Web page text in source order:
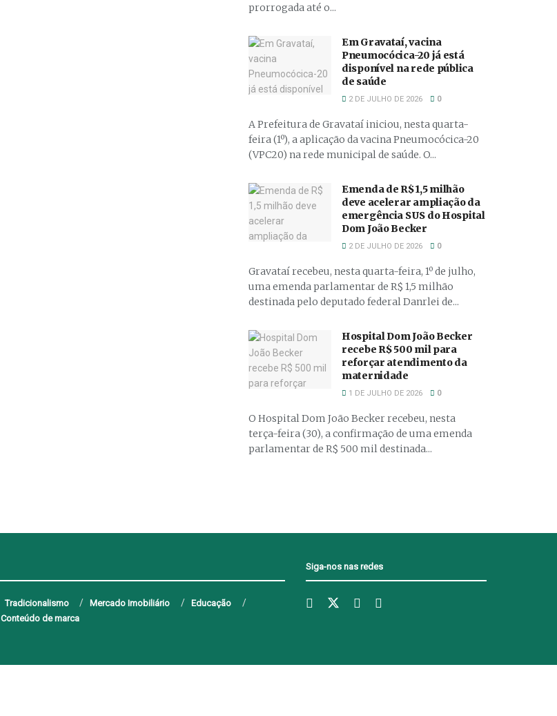
prorrogada até o...
Em Gravataí, vacina
Pneumocócica-20 já está
disponível na rede pública
de saúde
2 DE JULHO DE 2026 0
A Prefeitura de Gravataí iniciou, nesta quarta-
feira (1º), a aplicação da vacina Pneumocócica-20
(VPC20) na rede municipal de saúde. O...
Emenda de R$ 1,5 milhão
deve acelerar ampliação da
emergência SUS do Hospital
Dom João Becker
2 DE JULHO DE 2026 0
Gravataí recebeu, nesta quarta-feira, 1º de julho,
uma emenda parlamentar de R$ 1,5 milhão
destinada pelo deputado federal Danrlei de...
Hospital Dom João Becker
recebe R$ 500 mil para
reforçar atendimento da
maternidade
1 DE JULHO DE 2026 0
O Hospital Dom João Becker recebeu, nesta
terça-feira (30), a confirmação de uma emenda
parlamentar de R$ 500 mil destinada...
Tradicionalismo Mercado Imobiliário
Educação
Conteúdo de marca
Siga-nos nas redes